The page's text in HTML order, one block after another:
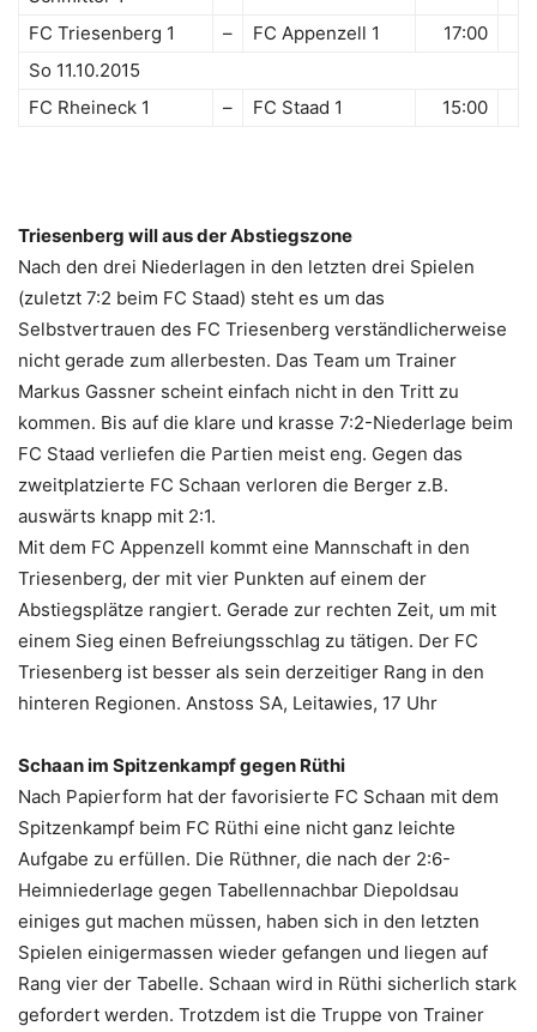
FC Triesenberg 1
– FC Appenzell 1
17:00
So 11.10.2015
FC Rheineck 1
– FC Staad 1 15:00
Triesenberg will aus der Abstiegszone
Nach den drei Niederlagen in den letzten drei Spielen
(zuletzt 7:2 beim FC Staad) steht es um das
Selbstvertrauen des FC Triesenberg verständlicherweise
nicht gerade zum allerbesten. Das Team um Trainer
Markus Gassner scheint einfach nicht in den Tritt zu
kommen. Bis auf die klare und krasse 7:2-Niederlage beim
FC Staad verliefen die Partien meist eng. Gegen das
zweitplatzierte FC Schaan verloren die Berger z.B.
auswärts knapp mit 2:1.
Mit dem FC Appenzell kommt eine Mannschaft in den
Triesenberg, der mit vier Punkten auf einem der
Abstiegsplätze rangiert. Gerade zur rechten Zeit, um mit
einem Sieg einen Befreiungsschlag zu tätigen. Der FC
Triesenberg ist besser als sein derzeitiger Rang in den
hinteren Regionen. Anstoss SA, Leitawies, 17 Uhr
Schaan im Spitzenkampf gegen Rüthi
Nach Papierform hat der favorisierte FC Schaan mit dem
Spitzenkampf beim FC Rüthi eine nicht ganz leichte
Aufgabe zu erfüllen. Die Rüthner, die nach der 2:6-
Heimniederlage gegen Tabellennachbar Diepoldsau
einiges gut machen müssen, haben sich in den letzten
Spielen einigermassen wieder gefangen und liegen auf
Rang vier der Tabelle. Schaan wird in Rüthi sicherlich stark
gefordert werden. Trotzdem ist die Truppe von Trainer